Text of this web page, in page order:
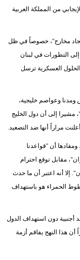
من المملكة العربية
مخارج"، خصوصاً في ظل
التطورات في لبنان
العسكرية ترسل
ومدنا وعواصم خليجية،
إلى أن دول الخليج
مراراً أنها ضد التصعيد.
أن "قواعدنا
مقابل توقع احترام
إلا أنه اعتبر أن ما حدث
الحمراء هو باستهداف
أجنبية دون استهداف الدول
أن هذا النهج يفاقم أزمة